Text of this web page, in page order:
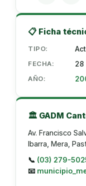
📋 Ficha
TIPO:
FECHA: 28
AÑO:
🏛️ GADM
Av. Francisco
Ibarra, Mera,
📞 (03) 279-
📧